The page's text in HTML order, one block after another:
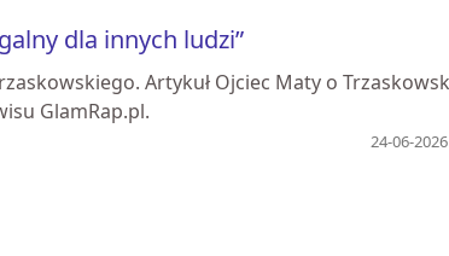
dla innych ludzi”
Artykuł Ojciec Maty o
GlamRap.pl.
24-06-